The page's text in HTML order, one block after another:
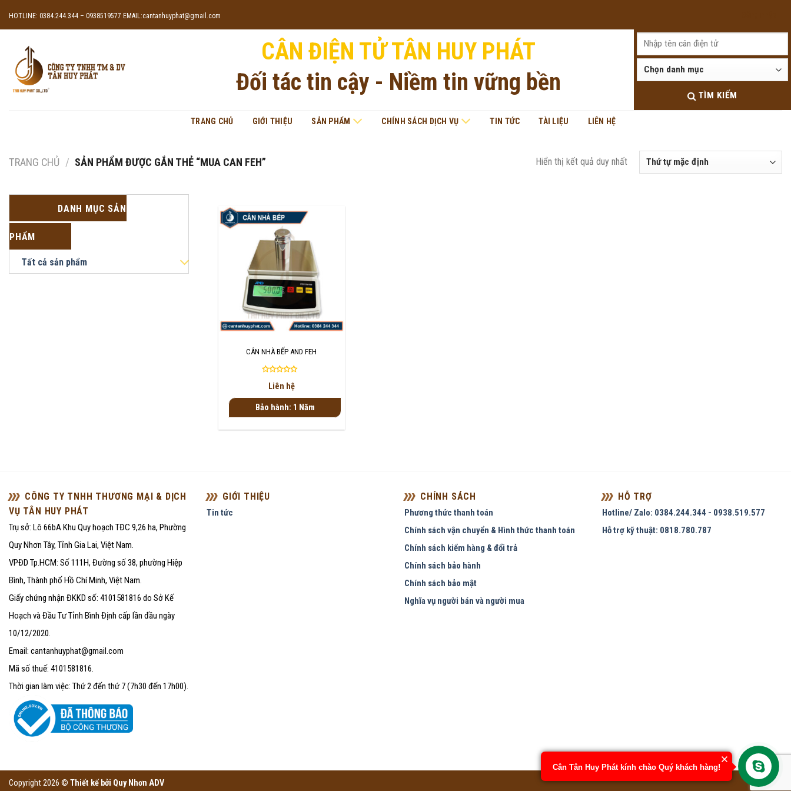
HOTLINE: 0384.244.344 – 0938519577 EMAIL:cantanhuyphat@gmail.com
CÂN ĐIỆN TỬ TÂN HUY PHÁT
Đối tác tin cậy - Niềm tin vững bền
TÌM KIẾM
TRANG CHỦ GIỚI THIỆU SẢN PHẨM CHÍNH SÁCH DỊCH VỤ TIN TỨC TÀI LIỆU LIÊN HỆ
TRANG CHỦ / SẢN PHẨM ĐƯỢC GẮN THẺ “MUA CAN FEH” Hiển thị kết quả duy nhất
DANH MỤC SẢN
PHẨM
Tất cả sản phẩm
+
CÂN NHÀ BẾP AND FEH
Được
hạng
0
sao
Liên hệ
Bảo hành: 1 Năm
Cân Tân Huy Phát kính chào Quý khách hàng!
CÔNG TY TNHH THƯƠNG MẠI & DỊCH
VỤ TÂN HUY PHÁT
Trụ sở: Lô 66bA Khu Quy hoạch TĐC 9,26 ha, Phường
Quy Nhơn Tây, Tỉnh Gia Lai, Việt Nam.
VPĐD Tp.HCM: Số 111H, Đường số 38, phường Hiệp
Bình, Thành phố Hồ Chí Minh, Việt Nam.
Giấy chứng nhận ĐKKD số: 4101581816 do Sở Kế
Hoạch và Đầu Tư Tỉnh Bình Định cấp lần đầu ngày
10/12/2020.
Email: cantanhuyphat@gmail.com
Mã số thuế: 4101581816.
Thời gian làm việc: Thứ 2 đến thứ 7 (7h30 đến 17h00).
GIỚI THIỆU
Tin tức
CHÍNH SÁCH
Phương thức thanh toán
Chính sách vận chuyển & Hình thức thanh toán
Chính sách kiểm hàng & đổi trả
Chính sách bảo hành
Chính sách bảo mật
Nghĩa vụ người bán và người mua
HỖ TRỢ
Hotline/ Zalo: 0384.244.344 - 0938.519.577
Hỗ trợ kỹ thuật: 0818.780.787
Copyright 2026 © Thiết kế bởi Quy Nhơn ADV